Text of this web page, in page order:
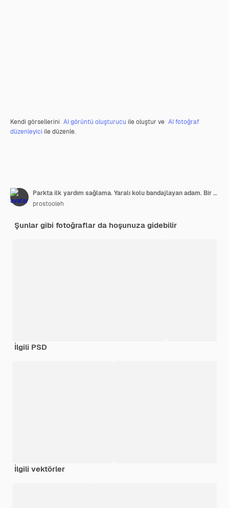
Kendi görsellerini AI görüntü oluşturucu ile oluştur ve AI fotoğraf
düzenleyici ile düzenle.
Parkta ilk yardım sağlama. Yaralı kolu bandajlayan adam. Bir arkadaşına yardım eden adam.
prostooleh
Şunlar gibi fotoğraflar da hoşunuza gidebilir
İlgili PSD
İlgili vektörler